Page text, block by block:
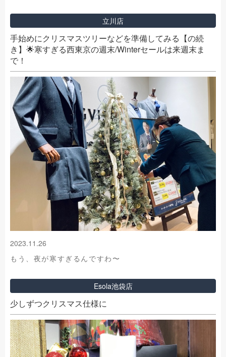
立川店
手始めにクリスマスツリーなどを準備してみる【の続
き】🌟寒すぎる西東京の週末/Winterセールは来週末ま
で！
2023.11.26
もう、夜が寒すぎるんですわ〜
Esola池袋店
少しずつクリスマス仕様に